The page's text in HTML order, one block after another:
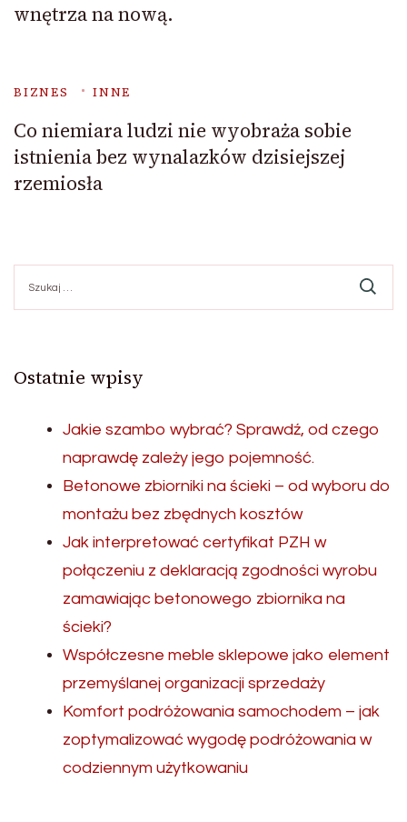
wnętrza na nową.
BIZNES INNE
Co niemiara ludzi nie wyobraża sobie
istnienia bez wynalazków dzisiejszej
rzemiosła
Ostatnie wpisy
Jakie szambo wybrać? Sprawdź, od czego
naprawdę zależy jego pojemność.
Betonowe zbiorniki na ścieki – od wyboru do
montażu bez zbędnych kosztów
Jak interpretować certyfikat PZH w
połączeniu z deklaracją zgodności wyrobu
zamawiając betonowego zbiornika na
ścieki?
Współczesne meble sklepowe jako element
przemyślanej organizacji sprzedaży
Komfort podróżowania samochodem – jak
zoptymalizować wygodę podróżowania w
codziennym użytkowaniu